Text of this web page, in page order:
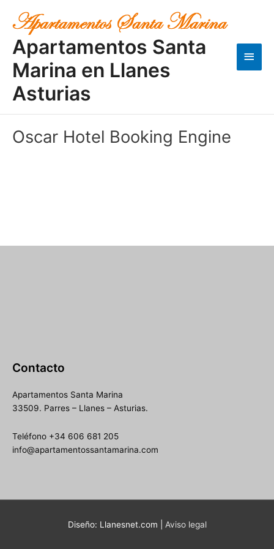
contenido
Apartamentos Santa
Marina en Llanes
Asturias
Oscar Hotel Booking Engine
Contacto
Apartamentos Santa Marina
33509. Parres – Llanes – Asturias.
Teléfono +34 606 681 205
info@apartamentossantamarina.com
Diseño: Llanesnet.com | Aviso legal